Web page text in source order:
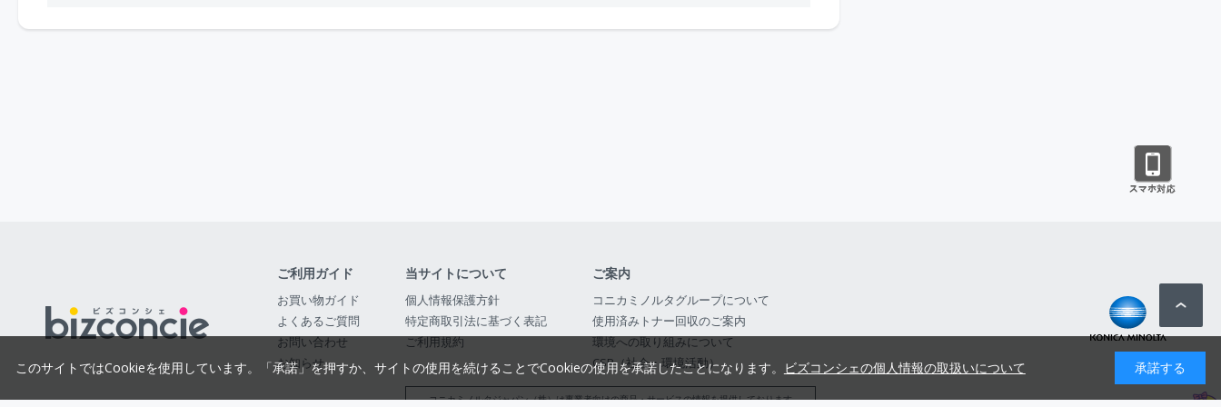
ご利用ガイド
お買い物ガイド
よくあるご質問
お問い合わせ
お知らせ
当サイトについて
個人情報保護方針
特定商取引法に基づく表記
ご利用規約
ご案内
コニカミノルタグループについて
使用済みトナー回収のご案内
環境への取り組みについて
CSR（社会・環境活動）
コニカミノルタジャパン（株）は事業者向けの商品・サービスの情報を提供しております
このサイトではCookieを使用しています。「承諾」を押すか、サイトの使用を続けることでCookieの使用を承諾したことになります。 ビズコンシェの個人情報の取扱いについて 承諾する